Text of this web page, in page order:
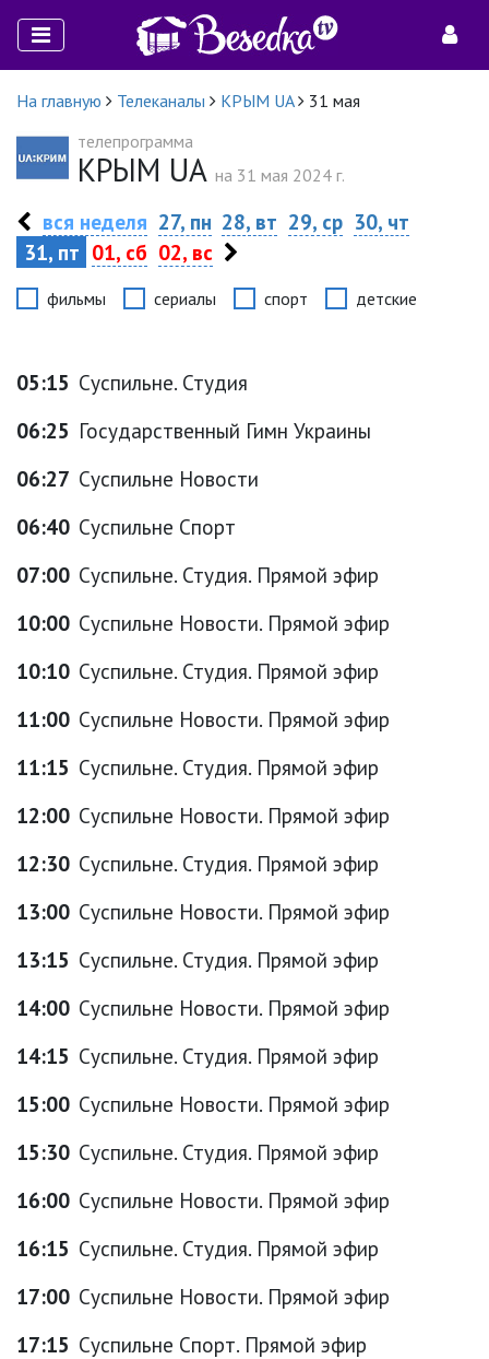
На главную Телеканалы КРЫМ UA
31 мая
телепрограмма
КРЫМ UA на 31 мая 2024 г.
вся неделя 27, пн 28, вт 29, ср 30, чт
31, пт 01, сб 02, вс
фильмы сериалы спорт детские
05:15 Суспильне. Студия
06:25 Государственный Гимн Украины
06:27 Суспильне Новости
06:40 Суспильне Спорт
07:00 Суспильне. Студия. Прямой эфир
10:00 Суспильне Новости. Прямой эфир
10:10 Суспильне. Студия. Прямой эфир
11:00 Суспильне Новости. Прямой эфир
11:15 Суспильне. Студия. Прямой эфир
12:00 Суспильне Новости. Прямой эфир
12:30 Суспильне. Студия. Прямой эфир
13:00 Суспильне Новости. Прямой эфир
13:15 Суспильне. Студия. Прямой эфир
14:00 Суспильне Новости. Прямой эфир
14:15 Суспильне. Студия. Прямой эфир
15:00 Суспильне Новости. Прямой эфир
15:30 Суспильне. Студия. Прямой эфир
16:00 Суспильне Новости. Прямой эфир
16:15 Суспильне. Студия. Прямой эфир
17:00 Суспильне Новости. Прямой эфир
17:15 Суспильне Спорт. Прямой эфир